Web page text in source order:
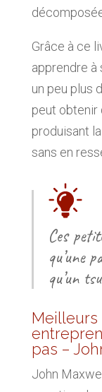
Grâce à ce
apprendre
un peu plus
peut obtenir
produisant
sans en
Ces
qu’une
qu’un
pas –
John